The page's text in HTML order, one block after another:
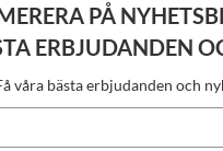
PÅ
ERBJUDANDEN
våra bästa erbjudanden och